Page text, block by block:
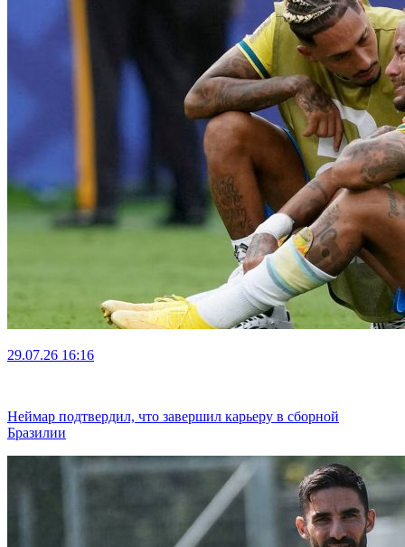
29.07.26 16:16
Неймар подтвердил, что завершил карьеру в сборной
Бразилии